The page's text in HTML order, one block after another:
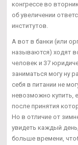
конгрессе во
об увеличении
институтов.
А вот в банки (или
называются) ходят
человек и 37
заниматься могу ну
себя в питании не
невозможно купить,
после принятия
Но в отличие от
увидеть каждый
больше времени,